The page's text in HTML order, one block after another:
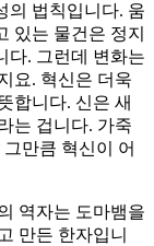
의 법칙입니다. 움
있는 물건은 정지
다. 그런데 변화는
요. 혁신은 더욱
합니다. 신은 새
는 겁니다. 가죽
만큼 혁신이 어
역자는 도마뱀을
만든 한자입니